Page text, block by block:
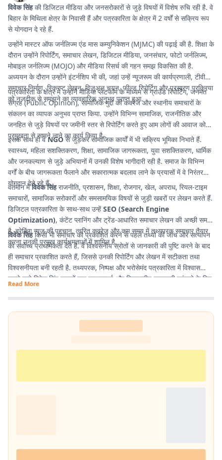
विवेक सिंहकी डिजिटल मीडिया और जनसरोकारों से जुड़े विषयों में विशेष रुचि रही है. वे
बिहार के मिथिला क्षेत्र के निवासी हैं और पत्रकारिता के क्षेत्र में 2 वर्षों से सक्रिय रूप
से योगदान दे रहे हैं.
उन्होंने मास्टर ऑफ जर्नलिज्म एंड मास कम्युनिकेशन (MJMC) की पढ़ाई की है. शिक्षा के
दौरान उन्होंने रिपोर्टिंग, समाचार लेखन, डिजिटल मीडिया, जनसंचार, फोटो जर्नलिज्म,
मोबाइल जर्नलिज्म (MOJO) और मीडिया रिसर्च की गहन समझ विकसित की है.
अध्ययन के दौरान उन्होंने इंटर्नशिप भी की, जहां उन्हें न्यूजरूम की कार्यप्रणाली, टीवी
समाचार निर्माण, स्क्रिप्ट लेखन, विजुअल चयन, फील्ड रिपोर्टिग और प्रसारण प्रक्रिया
को नजदीक से समझने का व्यावहारिक अनुभव प्राप्त हुआ.
पत्रकारिता के क्षेत्र में उन्होंने मीडिया प्लेटफॉर्म के माध्यम से ग्राउंड रिपोर्टिंग, जनमत
संग्रह (Public Opinion), सामाजिक मुद्दों की कवरेज और स्थानीय समाचारों के
संकलन का व्यापक अनुभव प्राप्त किया. उन्होंने विभिन्न सामाजिक, राजनीतिक और
जनहित से जुड़े विषयों पर जमीनी स्तर से रिपोर्टिंग करते हुए आम लोगों की आवाज को
प्रमुखता से सामने लाने का कार्य किया है.
इसके साथ ही वेNGOसे जुड़कर सामाजिक कार्यों में भी सक्रिय भूमिका निभाते हैं.
स्वास्थ्य, महिला सशक्तिकरण, शिक्षा, सामाजिक जागरूकता, युवा सशक्तिकरण, धार्मिक
और जनकल्याण से जुड़े अभियानों में उनकी विशेष भागीदारी रही है. समाज के विभिन्न
वर्गों के बीच जागरूकता फैलाने और सकारात्मक बदलाव लाने के प्रयासों में वे निरंतर
योगदान देते रहे हैं.
वर्तमान मेंविवेक सिंहराजनीति, प्रशासन, शिक्षा, रोजगार, खेल, अपराध, रियल-टाइम
समाचारों, सामाजिक सरोकारों और समसामयिक विषयों से जुड़ी खबरों पर लेखन करते हैं.
डिजिटल पत्रकारिता के साथ-साथ उन्हें SEO (Search Engine
Optimization), कंटेंट प्लानिंग और ट्रेंड-आधारित समाचार लेखन की अच्छी समझ
है. ब्रेकिंग न्यूज की पहचान, त्वरित कवरेज और कम समय में तथ्यपरक समाचार तैयार
करना उनकी प्रमुख कार्यक्षमताओं में शामिल है.
विवेक सिंहकिसी भी समाचार को प्रकाशित करने से पहले तथ्यों की जांच और सत्यापन
को सर्वोच्च प्राथमिकता देते हैं. वे विश्वसनीय स्रोतों से जानकारी की पुष्टि करने के बाद
ही समाचार प्रकाशित करते हैं, जिससे उनकी रिपोर्टिंग और लेखन में सटीकता तथा
विश्वसनीयता बनी रहती है. तथ्यपरक, निष्पक्ष और भरोसेमंद पत्रकारिता में विश्वास
रखने वाले विवेक सिंह पाठकों तक गुणवत्तापूर्ण और विश्वसनीय जानकारी पहुंचाने के लिए
प्रतिबद्ध हैं.
Read More